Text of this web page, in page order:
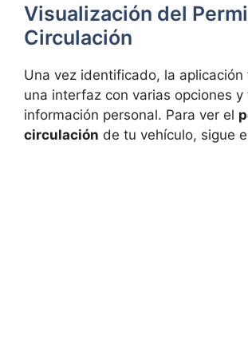
Visualización del
Circulación
Una vez identificado, la aplicación
una interfaz con varias opciones y
información personal. Para ver el
circulación de tu vehículo, sigue